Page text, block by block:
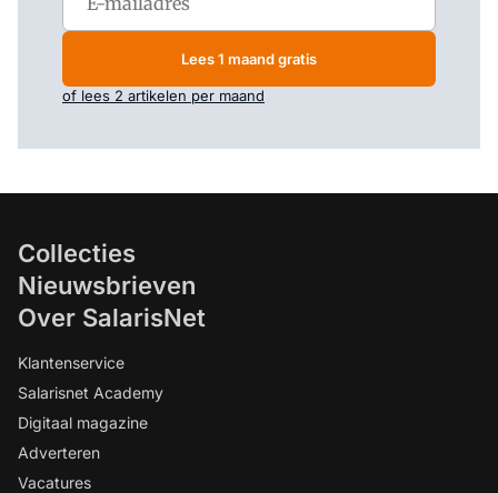
Lees 1 maand gratis
of lees 2 artikelen per maand
Collecties
Nieuwsbrieven
Over SalarisNet
Klantenservice
Salarisnet Academy
Digitaal magazine
Adverteren
Vacatures